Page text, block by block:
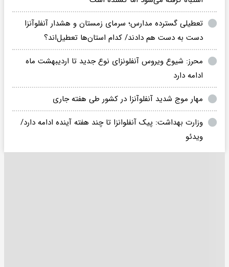
تعطیلی گسترده مدارس؛ سرمای زمستان و هشدار آنفلوآنزا
دست به دست هم دادند/ کدام استان‌ها تعطیل‌اند؟
محرز: شیوع ویروس آنفلونزای نوع جدید تا اردیبهشت ماه
ادامه دارد
مهار موج شدید آنفلوآنزا در کشور طی هفته جاری
وزارت بهداشت: پیک آنفلوانزا تا چند هفته آینده ادامه دارد/
ویدئو